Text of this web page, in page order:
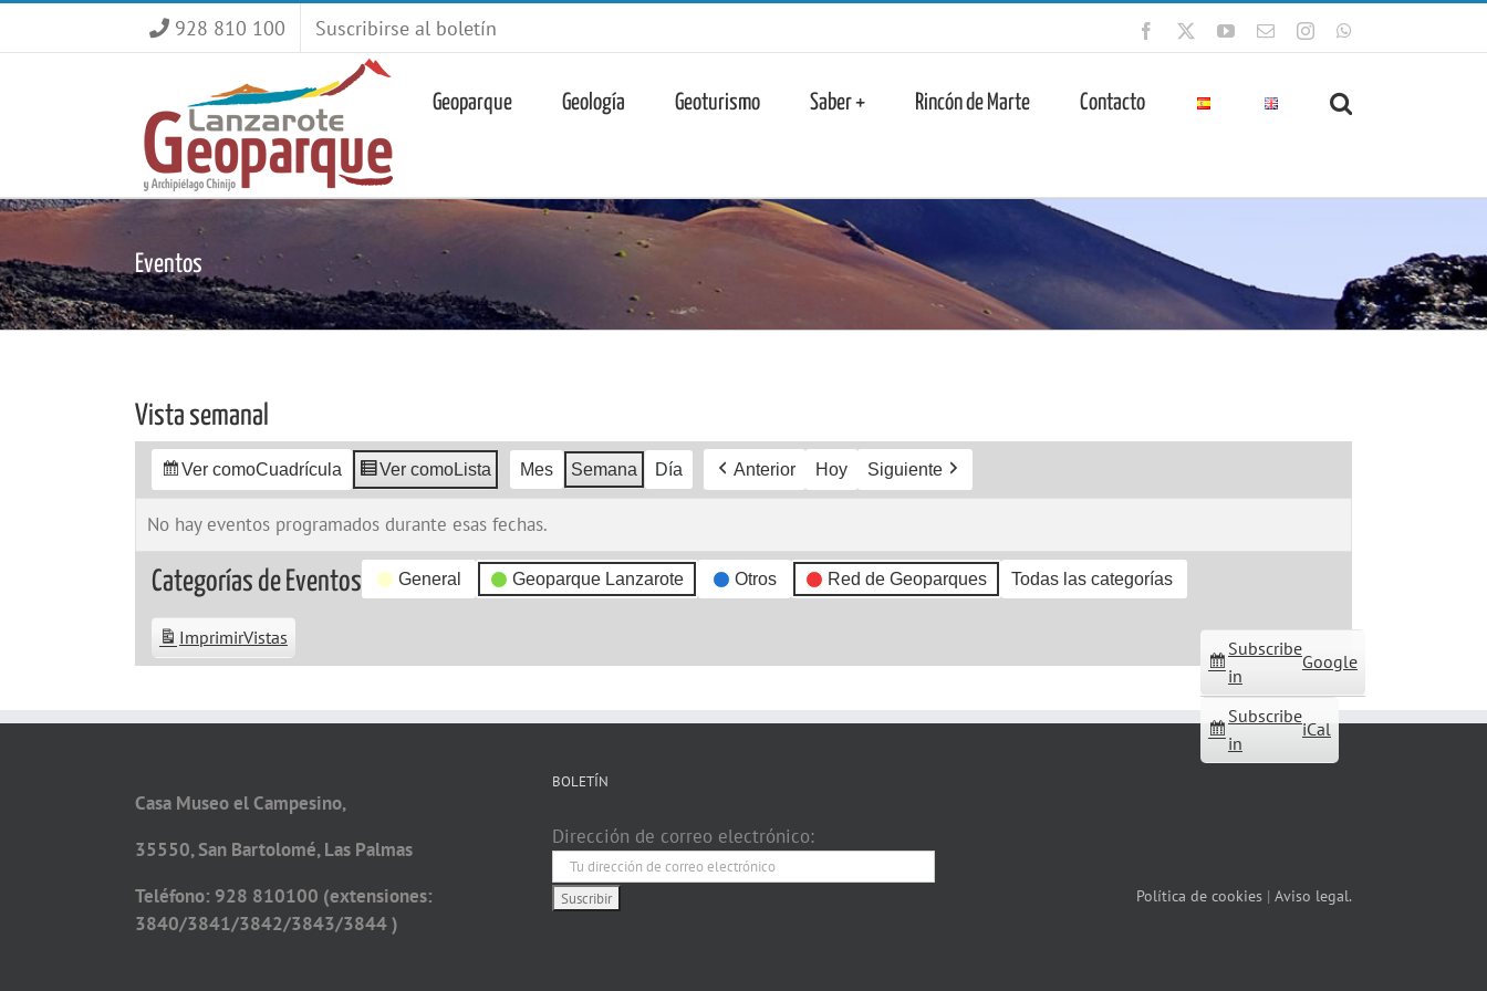
928 810 100 Suscribirse al boletín Facebook YouTube
CorreoInstagram
Geoparque Geología Geoturismo Saber + Rincón de Marte Contacto
Eventos
Vista semanal
Ver comoCuadrícula Ver comoLista Mes Semana Día Anterior Hoy Siguiente
No hay eventos programados durante esas fechas.
Categorías de Eventos General Geoparque Lanzarote Otros Red de Geoparques Todas las categorías
Subscribe
in
Google
Subscribe
in
iCal
ImprimirVistas
Casa Museo el Campesino,
35550, San Bartolomé, Las Palmas
Teléfono: 928 810100 (extensiones:
3840/3841/3842/3843/3844 )
BOLETÍN
Dirección de correo electrónico:
Política de cookies | Aviso legal.